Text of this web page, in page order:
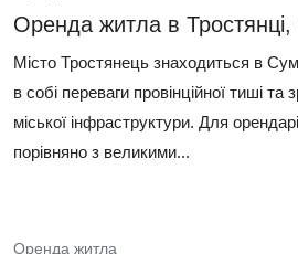
Оренда житла в
Місто Тростянець знаходиться в
в собі переваги провінційної тиші та
міської інфраструктури. Для
порівняно з великими...
Оренда житла